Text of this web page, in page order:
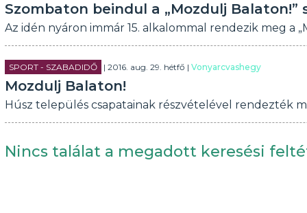
Szombaton beindul a „Mozdulj
Az idén nyáron immár 15. alkalommal rendezik meg a
SPORT - SZABADIDŐ | 2016. aug. 29. hétfő | Vonyarcvashegy
Mozdulj Balaton!
Húsz település csapatainak részvételével rendezték
Nincs találat a megadott keresési